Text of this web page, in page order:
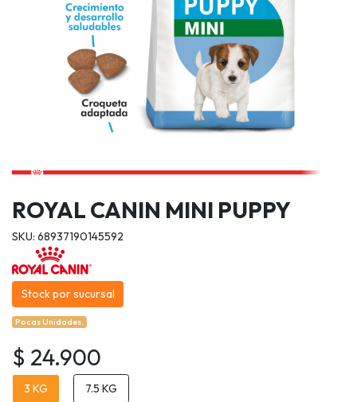
ROYAL CANIN MINI PUPPY
SKU: 68937190145592
Stock por sucursal
Pocas Unidades.
$ 24.900
3 KG 7.5 KG